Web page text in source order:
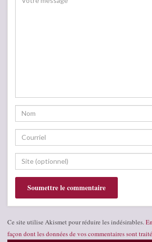
Ce site utilise Akismet pour réduire les indésirables.
façon dont les données de vos commentaires sont